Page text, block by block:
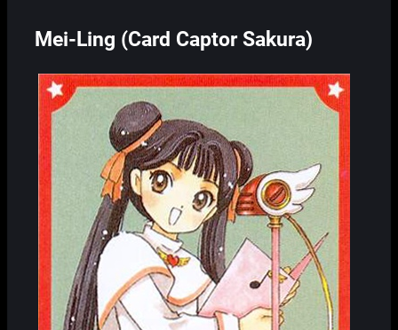
Mei-Ling (Card Captor Sakura)